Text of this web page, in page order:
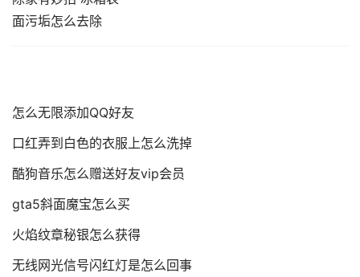
怎么无限添加QQ好友
口红弄到白色的衣服上怎么洗掉
酷狗音乐怎么赠送好友vip会员
gta5斜面魔宝怎么买
火焰纹章秘银怎么获得
无线网光信号闪红灯是怎么回事